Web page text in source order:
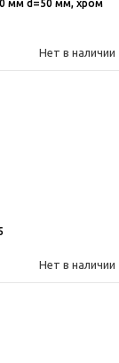
мм d=50 мм, хром
Нет в наличии
Нет в наличии